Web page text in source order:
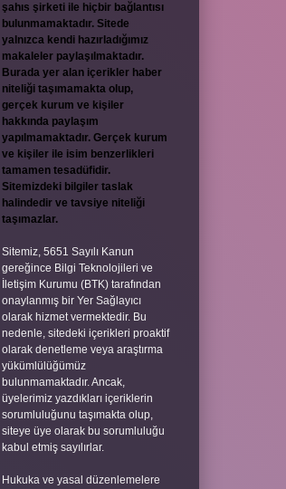
şahıs şirketi ile hiçbir bağlantısı
bulunmamaktadır. Sitede
yalnızca kendi hazırladığımız
makaleler paylaşılmaktadır.
Burada yer alan içerikler haber
niteliği taşımamakta olup,
gerçek kurum ve kişiler
hakkında paylaşım
yapılmamaktadır. Gerçek kurum
ve kişiler ile isim benzerlikleri
tamamen tesadüfidir.
Sitemizdeki bilgiler taslak
halindedir ve tavsiye niteliği
taşımazlar.
Sitemiz, 5651 Sayılı Kanun
gereğince Bilgi Teknolojileri ve
İletişim Kurumu (BTK) tarafından
onaylanmış bir Yer Sağlayıcı
olarak hizmet vermektedir. Bu
nedenle, sitedeki içerikleri proaktif
olarak denetleme veya araştırma
yükümlülüğümüz
bulunmamaktadır. Ancak,
üyelerimiz yazdıkları içeriklerin
sorumluluğunu taşımakta olup,
siteye üye olarak bu sorumluluğu
kabul etmiş sayılırlar.
Hukuka ve yasal düzenlemelere